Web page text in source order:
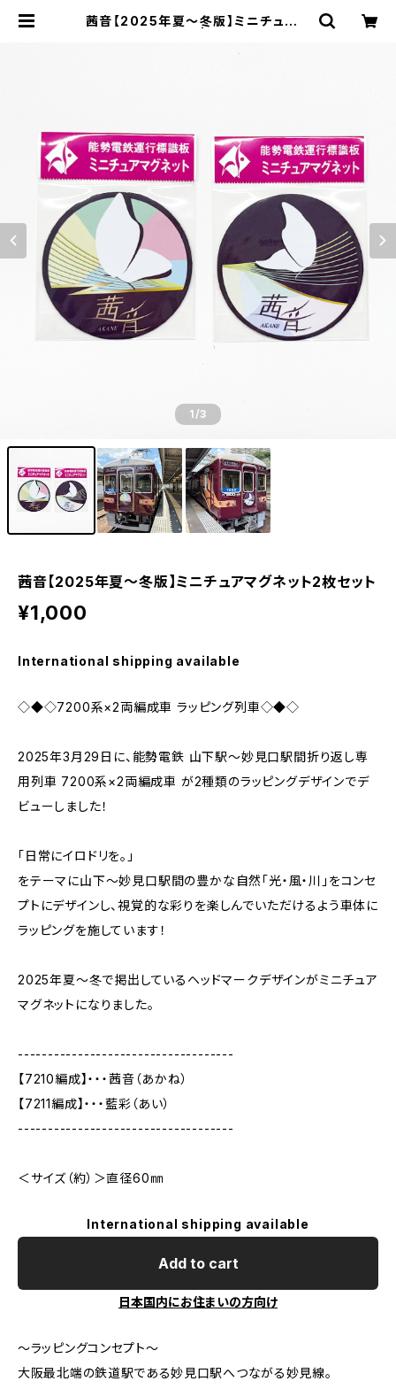
茜音【2025年夏～冬版】ミニチュアマ
1/3
茜音【2025年夏～冬版】ミニチュアマグネット2枚セット
¥1,000
International shipping available
◇◆◇7200系×2両編成車 ラッピング列車◇◆◇
2025年3月29日に、能勢電鉄 山下駅～妙見口駅間折り返し専
用列車 7200系×2両編成車 が2種類のラッピングデザインでデ
ビューしました！
「日常にイロドリを。」
をテーマに山下～妙見口駅間の豊かな自然「光・風・川」をコンセ
プトにデザインし、視覚的な彩りを楽しんでいただけるよう車体に
ラッピングを施しています！
2025年夏～冬で掲出しているヘッドマークデザインがミニチュア
マグネットになりました。
------------------------------------
【7210編成】・・・茜音（あかね）
【7211編成】・・・藍彩（あい）
------------------------------------
＜サイズ（約）＞直径60㎜
International shipping available
Add to cart
日本国内にお住まいの方向け
～ラッピングコンセプト～
大阪最北端の鉄道駅である妙見口駅へつながる妙見線。